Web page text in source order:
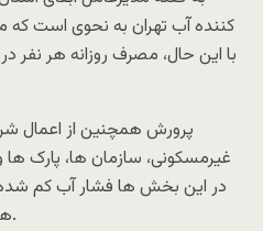
کننده آب تهران به نحوی است
پرورش همچنین از اعمال
غیرمسکونی، سازمان ها، پارک
در این بخش ها فشار آب کم
های مسکونی شهر را تامین کنیم.